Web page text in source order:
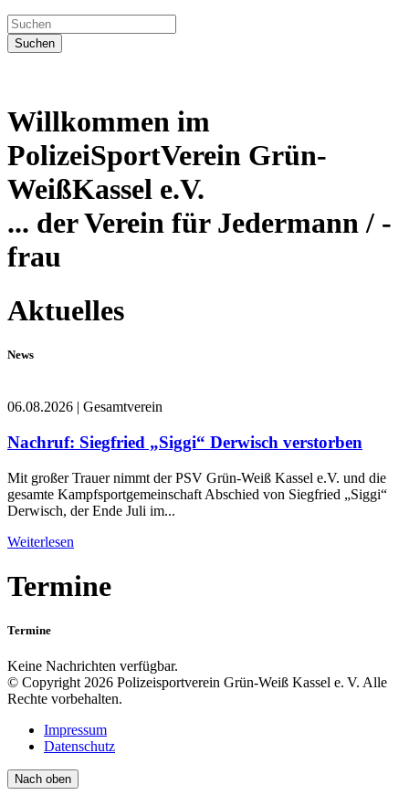
Suchen
Willkommen im
PolizeiSportVerein Grün-
WeißKassel e.V.
... der Verein für Jedermann / -
frau
Aktuelles
News
06.08.2026 | Gesamtverein
Nachruf: Siegfried „Siggi“ Derwisch verstorben
Mit großer Trauer nimmt der PSV Grün-Weiß Kassel e.V. und die
gesamte Kampfsportgemeinschaft Abschied von Siegfried „Siggi“
Derwisch, der Ende Juli im...
Weiterlesen
Termine
Termine
Keine Nachrichten verfügbar.
© Copyright 2026 Polizeisportverein Grün-Weiß Kassel e. V. Alle
Rechte vorbehalten.
Impressum
Datenschutz
Nach oben